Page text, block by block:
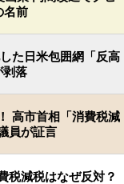
名前
た日米包囲網「反高
剥落
高市首相「消費税減
員が証言
税減税はなぜ反対？